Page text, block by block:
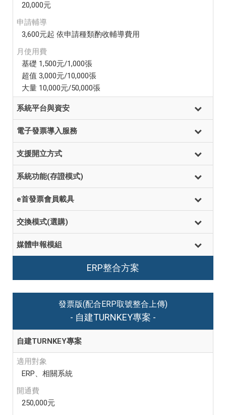
20,000元
申請輔導
3,600元起 依申請種類酌收輔導費用
月使用費
基礎 1,500元/1,000張
超值 3,000元/10,000張
大量 10,000元/50,000張
系統平台與資安
電子發票導入服務
支援開立方式
系統功能(存證模式)
e首發票會員載具
交換模式(選購)
媒體申報模組
ERP整合方案
發票版(配合ERP取號整合上傳)
- 自建TURNKEY專案 -
自建TURNKEY專案
適用對象
ERP、相關系統
開通費
250,000元